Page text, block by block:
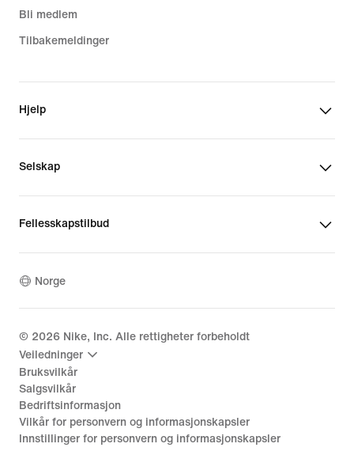
Bli medlem
Tilbakemeldinger
Hjelp
Selskap
Fellesskapstilbud
Norge
© 2026 Nike, Inc. Alle rettigheter forbeholdt
Veiledninger
Bruksvilkår
Salgsvilkår
Bedriftsinformasjon
Vilkår for personvern og informasjonskapsler
Innstillinger for personvern og informasjonskapsler